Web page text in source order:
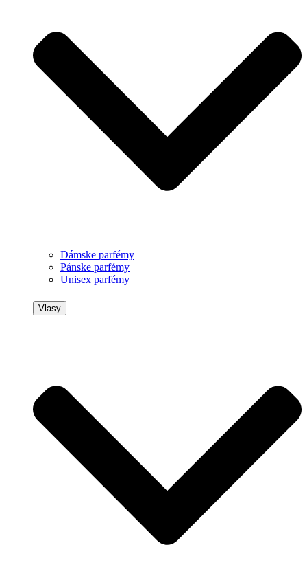
Dámske parfémy
Pánske parfémy
Unisex parfémy
Vlasy